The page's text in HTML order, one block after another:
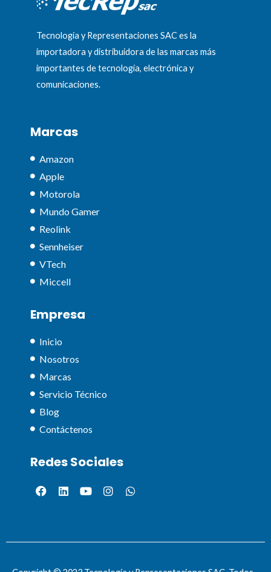
Tecnología y Representaciones SAC es la
importadora y distribuidora de las marcas más
importantes de tecnología, electrónica y
comunicaciones.
Marcas
Amazon
Apple
Motorola
Mundo Gamer
Reolink
Sennheiser
VTech
Miccell
Empresa
Inicio
Nosotros
Marcas
Servicio Técnico
Blog
Contáctenos
Redes Sociales